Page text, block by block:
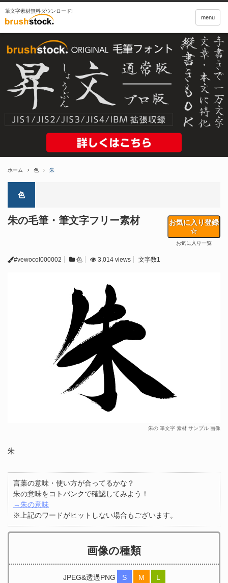
筆文字素材無料ダウンロード!
menu
ホーム 色 朱
色
朱の毛筆・筆文字フリー素材 お気に入り登録
お気に入り一覧
#vewocol000002 色 3,014 views 文字数1
朱の 筆文字 素材 サンプル 画像
朱
言葉の意味・使い方が合ってるかな？
朱の意味をコトバンクで確認してみよう！
→朱の意味
※上記のワードがヒットしない場合もございます。
画像の種類
JPEG&透過PNG S M L